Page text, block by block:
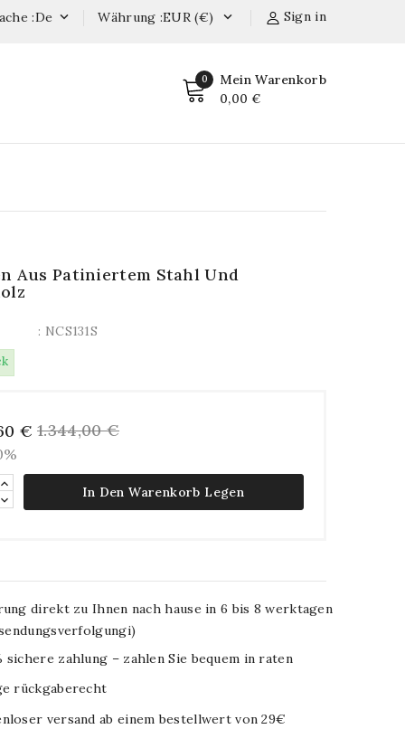
Sign in
Währung :EUR (€) 
:de 
0 Mein Warenkorb
0,00 €
Aus Patiniertem Stahl Und
: NCS131S
€ 1.344,00 €
In Den Warenkorb Legen
direkt zu Ihnen nach hause in 6 bis 8 werktagen
sichere zahlung – zahlen Sie bequem in raten
rückgaberecht
versand ab einem bestellwert von 29€